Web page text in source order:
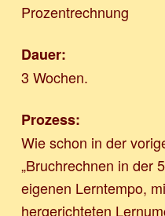
Prozentrechnung
Dauer:
3 Wochen.
Prozess:
Wie schon in der
„Bruchrechnen in der
eigenen Lerntempo,
hergerichteten